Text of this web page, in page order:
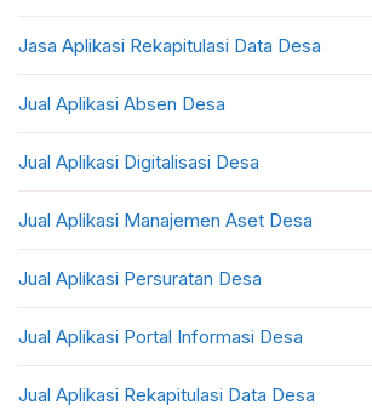
Jasa Aplikasi Rekapitulasi Data Desa
Jual Aplikasi Absen Desa
Jual Aplikasi Digitalisasi Desa
Jual Aplikasi Manajemen Aset Desa
Jual Aplikasi Persuratan Desa
Jual Aplikasi Portal Informasi Desa
Jual Aplikasi Rekapitulasi Data Desa